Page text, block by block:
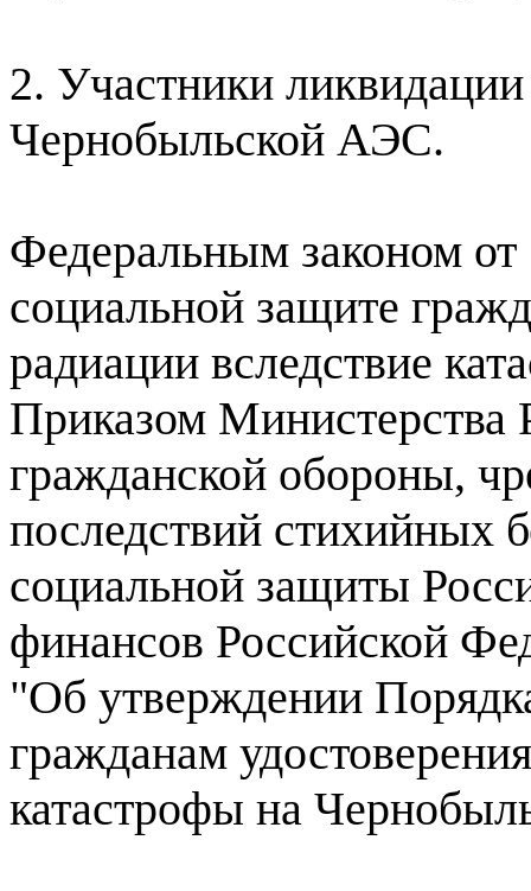
2. Участники
Чернобыльской АЭС.
Федеральным законом
социальной защите
радиации вследствие
Приказом Министерства
гражданской обороны,
последствий стихийных
социальной защиты
финансов Российской
"Об утверждении
гражданам
катастрофы на